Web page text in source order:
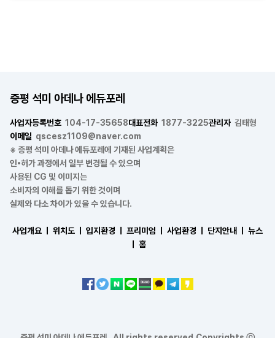
증평 석미 아데나 에듀포레
사업자등록번호 104-17-35658대표전화 1877-3225관리자 김태형
이메일 qscesz1109@naver.com
※ 증평 석미 아데나 에듀포레에 기재된 사업계획은
인•허가 과정에서 일부 변경될 수 있으며
사용된 CG 및 이미지는
소비자의 이해를 돕기 위한 것이며
실제와 다소 차이가 있을 수 있습니다.
사업개요 ㅣ 위치도 ㅣ 입지환경 ㅣ 프리미엄 ㅣ 사업환경 ㅣ 단지안내 ㅣ
뉴스
홈